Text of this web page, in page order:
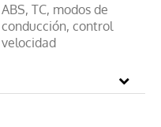
ABS, TC, modos de
conducción, control
velocidad